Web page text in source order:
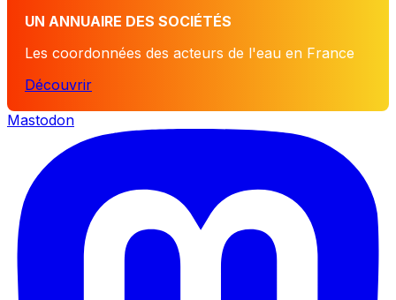
UN ANNUAIRE DES SOCIÉTÉS
Les coordonnées des acteurs de l'eau en France
Découvrir
Mastodon